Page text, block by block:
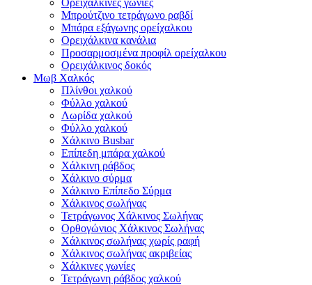
Μπρούτζινο τετράγωνο ραβδί
Μπάρα εξάγωνης ορείχαλκου
Ορειχάλκινα κανάλια
Προσαρμοσμένα προφίλ ορείχαλκου
Ορειχάλκινος δοκός
Μωβ Χαλκός
Πλίνθοι χαλκού
Φύλλο χαλκού
Λωρίδα χαλκού
Φύλλο χαλκού
Χάλκινο Busbar
Επίπεδη μπάρα χαλκού
Χάλκινη ράβδος
Χάλκινο σύρμα
Χάλκινο Επίπεδο Σύρμα
Χάλκινος σωλήνας
Τετράγωνος Χάλκινος Σωλήνας
Ορθογώνιος Χάλκινος Σωλήνας
Χάλκινος σωλήνας χωρίς ραφή
Χάλκινος σωλήνας ακριβείας
Χάλκινες γωνίες
Τετράγωνη ράβδος χαλκού